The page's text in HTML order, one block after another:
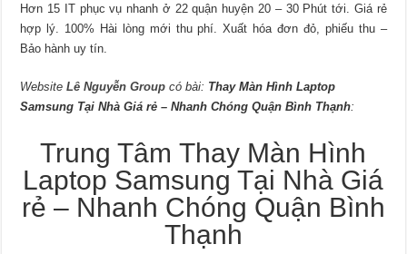
Hơn 15 IT phục vụ nhanh ở 22 quận huyện 20 – 30 Phút tới. Giá rẻ
hợp lý. 100% Hài lòng mới thu phí. Xuất hóa đơn đỏ, phiếu thu –
Bảo hành uy tín.
WebsiteLê Nguyễn Group có bài: Thay Màn Hình Laptop
Samsung Tại Nhà Giá rẻ – Nhanh Chóng Quận Bình Thạnh:
Trung Tâm Thay Màn Hình
Laptop Samsung Tại Nhà Giá
rẻ – Nhanh Chóng Quận Bình
Thạnh